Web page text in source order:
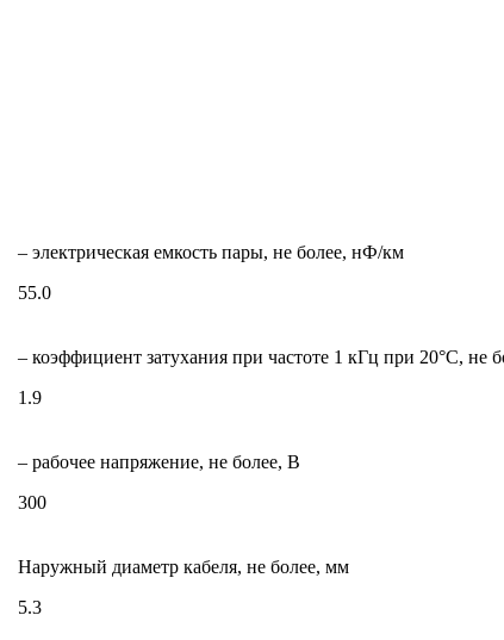
– электрическая емкость пары, не более, нФ/км
55.0
– коэффициент затухания при частоте 1 кГц при 20°С, не
1.9
– рабочее напряжение, не более, В
300
Наружный диаметр кабеля, не более, мм
5.3